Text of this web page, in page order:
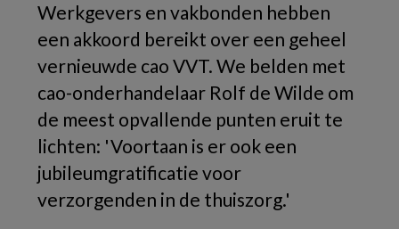
Werkgevers en vakbonden hebben
een akkoord bereikt over een geheel
vernieuwde cao VVT. We belden met
cao-onderhandelaar Rolf de Wilde om
de meest opvallende punten eruit te
lichten: 'Voortaan is er ook een
jubileumgratificatie voor
verzorgenden in de thuiszorg.'